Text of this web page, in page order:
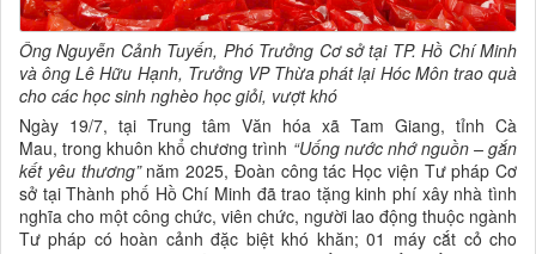
Ông Nguyễn Cảnh Tuyến, Phó Trưởng Cơ sở tại TP. Hồ Chí Minh
và ông Lê Hữu Hạnh, Trưởng VP Thừa phát lại Hóc Môn trao quà
cho các học sinh nghèo học giỏi, vượt khó
Ngày 19/7, tại Trung tâm Văn hóa xã Tam Giang, tỉnh Cà
Mau, trong khuôn khổ chương trình “Uống nước nhớ nguồn – gắn
kết yêu thương”năm 2025, Đoàn công tác Học viện Tư pháp Cơ
sở tại Thành phố Hồ Chí Minh đã trao tặng kinh phí xây nhà tình
nghĩa cho một công chức, viên chức, người lao động thuộc ngành
Tư pháp có hoàn cảnh đặc biệt khó khăn; 01 máy cắt cỏ cho